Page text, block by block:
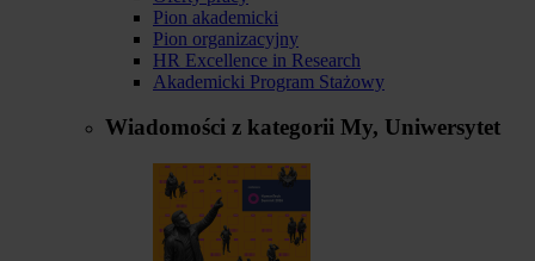
Pion akademicki
Pion organizacyjny
HR Excellence in Research
Akademicki Program Stażowy
Wiadomości z kategorii My, Uniwersytet